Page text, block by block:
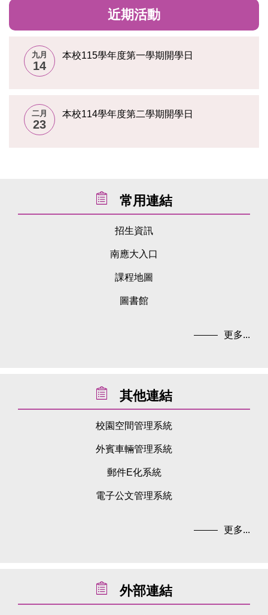
近期活動
本校115學年度第一學期開學日
九月
14
本校114學年度第二學期開學日
二月
23
常用連結
招生資訊
南應大入口
課程地圖
圖書館
更多...
其他連結
校園空間管理系統
外賓車輛管理系統
郵件E化系統
電子公文管理系統
更多...
外部連結